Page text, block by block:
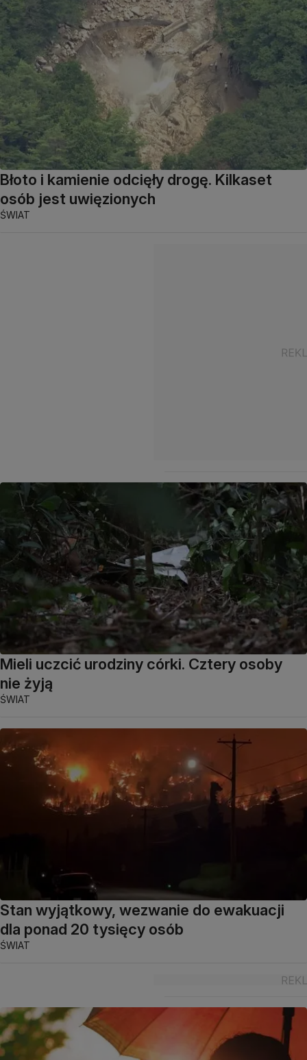
Błoto i kamienie odcięły drogę. Kilkaset
osób jest uwięzionych
ŚWIAT
Mieli uczcić urodziny córki. Cztery osoby
nie żyją
ŚWIAT
Stan wyjątkowy, wezwanie do ewakuacji
dla ponad 20 tysięcy osób
ŚWIAT